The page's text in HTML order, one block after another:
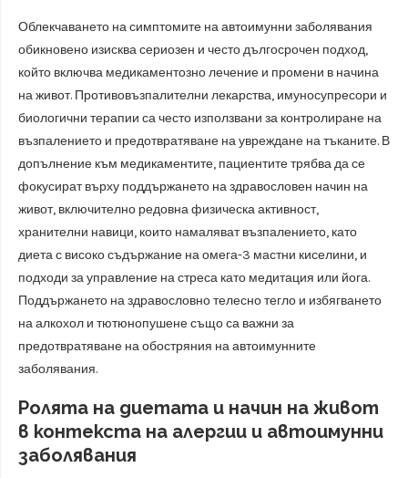
Облекчаването на симптомите на автоимунни заболявания
обикновено изисква сериозен и често дългосрочен подход,
който включва медикаментозно лечение и промени в начина
на живот. Противовъзпалителни лекарства, имуносупресори и
биологични терапии са често използвани за контролиране на
възпалението и предотвратяване на увреждане на тъканите. В
допълнение към медикаментите, пациентите трябва да се
фокусират върху поддържането на здравословен начин на
живот, включително редовна физическа активност,
хранителни навици, които намаляват възпалението, като
диета с високо съдържание на омега-3 мастни киселини, и
подходи за управление на стреса като медитация или йога.
Поддържането на здравословно телесно тегло и избягването
на алкохол и тютюнопушене също са важни за
предотвратяване на обостряния на автоимунните
заболявания.
Ролята на диетата и начин на живот
в контекста на алергии и автоимунни
заболявания